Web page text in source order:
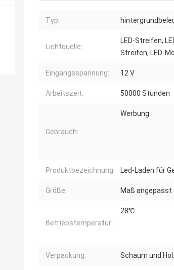
Typ:
Lichtquelle:
LED-Streifen,
Streifen, LED-
Eingangsspannung: 12 V
Arbeitszeit: 50000 Stunden
Gebrauch:
Werbung
Produktbezeichnung: Led-Laden für
Größe: Maß angepasst
Betriebstemperatur:
28℃
Verpackung: Schaum und